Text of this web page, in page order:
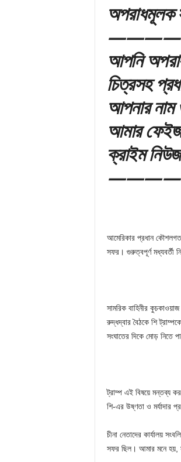
অপরাধমূলক
আপনি
চিত্রসহ
আপনার নাম
আমার
ক্রাইম
আমেরিকার প্রধান কৌশলগত
সফর। গুরুত্বপূর্ণ মধ্যবর্তী
সামরিক বাহিনীর
রুদ্ধদ্বার বৈঠকে শি
সংঘাতের দিকে মোড় নিতে
ট্রাম্প এই বিষয়ে মন্তব্য
শি-এর উষ্ণতা ও মর্যাদার
চীনা নেতাদের কার্যালয়
সফর ছিল। আমার মনে হয়,